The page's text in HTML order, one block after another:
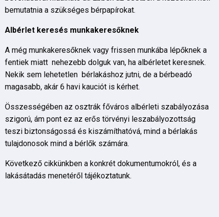
bemutatnia a szükséges bérpapírokat.
Albérlet keresés munkakeresőknek
A még munkakeresőknek vagy frissen munkába lépőknek a
fentiek miatt nehezebb dolguk van, ha albérletet keresnek.
Nekik sem lehetetlen bérlakáshoz jutni, de a bérbeadó
magasabb, akár 6 havi kauciót is kérhet.
Összességében az osztrák főváros albérleti szabályozása
szigorú, ám pont ez az erős törvényi leszabályozottság
teszi biztonságossá és kiszámíthatóvá, mind a bérlakás
tulajdonosok mind a bérlők számára.
Következő cikkünkben a konkrét dokumentumokról, és a
lakásátadás menetéről tájékoztatunk.